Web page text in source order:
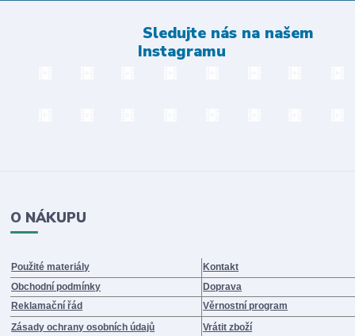
Sledujte nás na našem
Instagramu
O NÁKUPU
Použité materiály
Kontakt
Obchodní podmínky
Doprava
Reklamační řád
Věrnostní program
Zásady ochrany osobních údajů
Vrátit zboží